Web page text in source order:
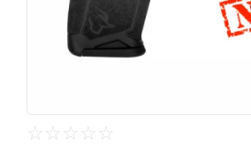
☆ ☆ ☆ ☆ ☆